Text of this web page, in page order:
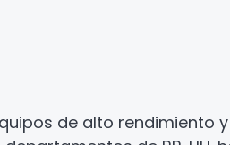
de alto rendimiento